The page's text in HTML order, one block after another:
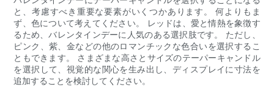
と、考慮すべき重要な要素がいくつかあります。 何よりもま
ず、色について考えてください。 レッドは、愛と情熱を象徴す
るため、バレンタインデーに人気のある選択肢です。 ただし、
ピンク、紫、金などの他のロマンチックな色合いを選択するこ
ともできます。 さまざまな高さとサイズのテーパーキャンドル
を選択して、視覚的な関心を生み出し、ディスプレイに寸法を
追加することを検討してください。